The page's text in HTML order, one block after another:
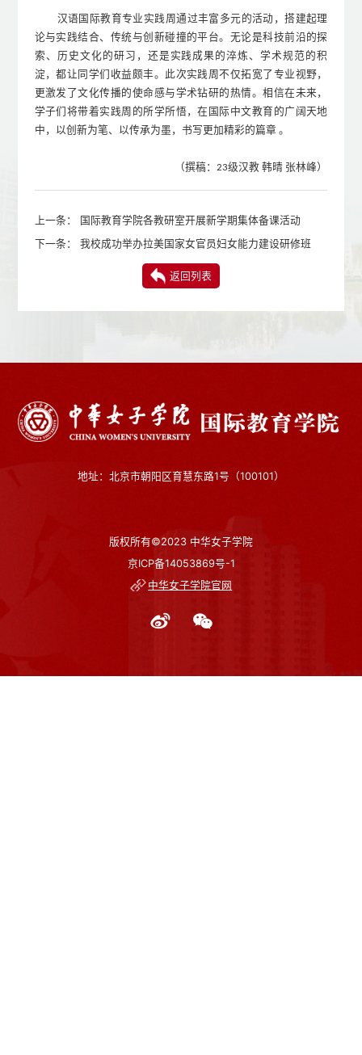
汉语国际教育专业实践周通过丰富多元的活动，搭建起理
论与实践结合、传统与创新碰撞的平台。无论是科技前沿的探
索、历史文化的研习，还是实践成果的淬炼、学术规范的积
淀，都让同学们收益颇丰。此次实践周不仅拓宽了专业视野，
更激发了文化传播的使命感与学术钻研的热情。相信在未来，
学子们将带着实践周的所学所悟，在国际中文教育的广阔天地
中，以创新为笔、以传承为墨，书写更加精彩的篇章 。
（撰稿：23级汉教 韩晴 张林峰）
上一条：
国际教育学院各教研室开展新学期集体备课活动
下一条： 我校成功举办拉美国家女官员妇女能力建设研修班
返回列表
地址：北京市朝阳区育慧东路1号（100101）
版权所有©2023 中华女子学院
京ICP备14053869号-1
中华女子学院官网